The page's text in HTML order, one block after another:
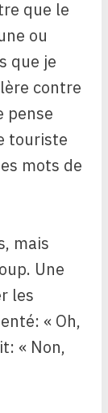
que le
ou
que je
contre
pense
touriste
mots de
mais
Une
les
« Oh,
« Non,